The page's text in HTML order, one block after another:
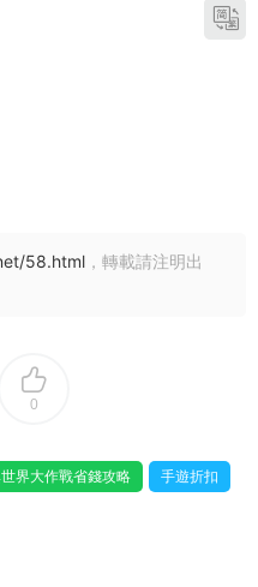
58.html ，轉載請注明出
0
界大作戰省錢攻略
手遊折扣